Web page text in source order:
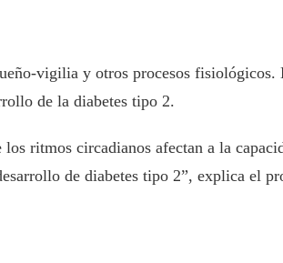
vigilia y otros procesos fisiológicos.
de la diabetes tipo 2.
ritmos circadianos afectan a la
de diabetes tipo 2”, explica el